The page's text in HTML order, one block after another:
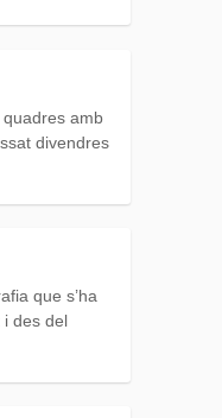
quadres amb
divendres
que s’ha
i des del